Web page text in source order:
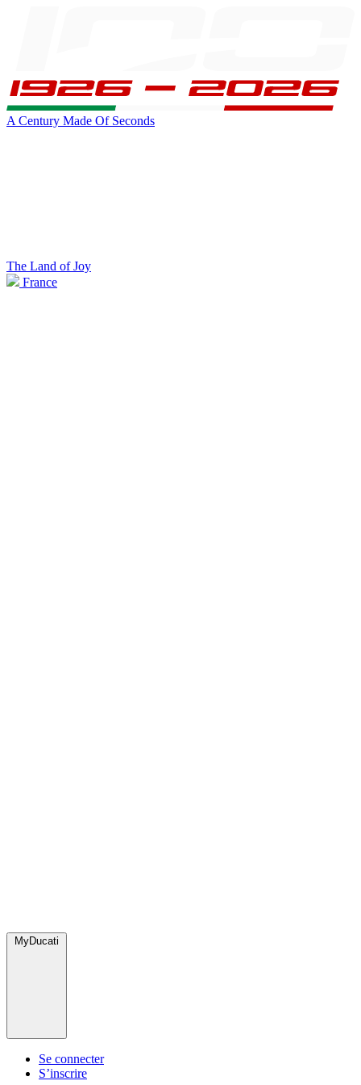
A Century Made Of Seconds
The Land of Joy
France
MyDucati
Se connecter
S’inscrire